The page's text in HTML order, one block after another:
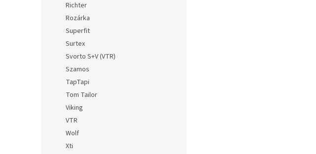
Richter
Rozárka
Superfit
Surtex
Svorto S+V (VTR)
Szamos
TapTapi
Tom Tailor
Viking
VTR
Wolf
Xti